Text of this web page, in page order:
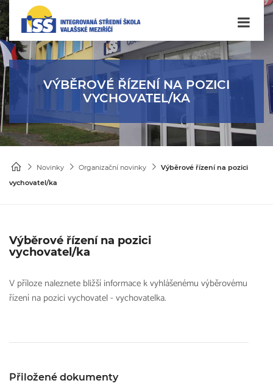
VÝBĚROVÉ ŘÍZENÍ NA POZICI
VYCHOVATEL/KA
Novinky Organizační novinky
Výběrové řízení na pozici
vychovatel/ka
Výběrové řízení na pozici
vychovatel/ka
V příloze naleznete bližší informace k vyhlášenému výběrovému
řízení na pozici vychovatel - vychovatelka.
Přiložené dokumenty